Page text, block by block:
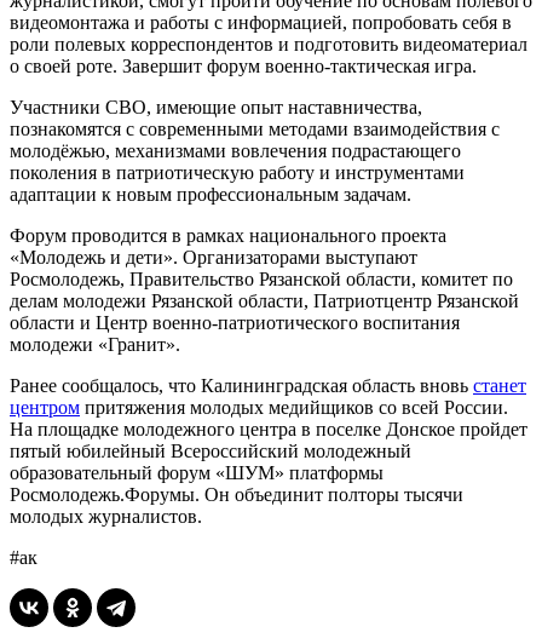
видеомонтажа и работы с информацией, попробовать себя в
роли полевых корреспондентов и подготовить видеоматериал
о своей роте. Завершит форум военно-тактическая игра.
Участники СВО, имеющие опыт наставничества,
познакомятся с современными методами взаимодействия с
молодёжью, механизмами вовлечения подрастающего
поколения в патриотическую работу и инструментами
адаптации к новым профессиональным задачам.
Форум проводится в рамках национального проекта
«Молодежь и дети». Организаторами выступают
Росмолодежь, Правительство Рязанской области, комитет по
делам молодежи Рязанской области, Патриотцентр Рязанской
области и Центр военно-патриотического воспитания
молодежи «Гранит».
Ранее сообщалось, что Калининградская область вновь станет
центром притяжения молодых медийщиков со всей России.
На площадке молодежного центра в поселке Донское пройдет
пятый юбилейный Всероссийский молодежный
образовательный форум «ШУМ» платформы
Росмолодежь.Форумы. Он объединит полторы тысячи
молодых журналистов.
#ак